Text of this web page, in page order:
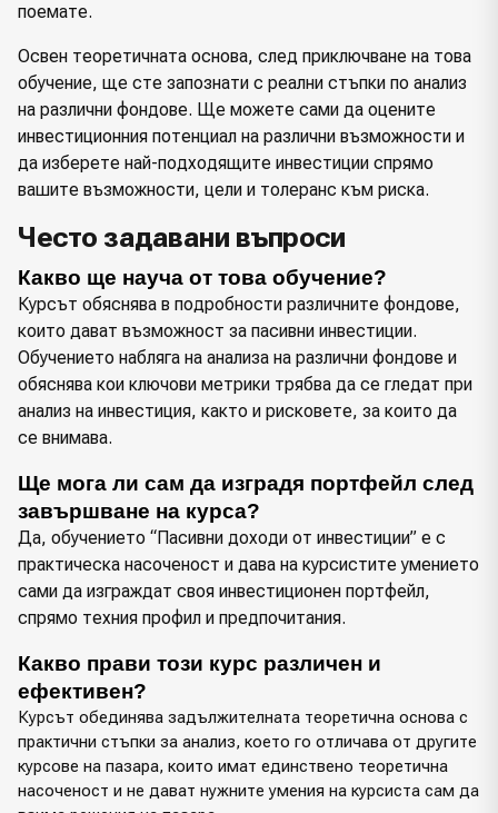
поемате.
Освен теоретичната основа, след приключване на това
обучение, ще сте запознати с реални стъпки по анализ
на различни фондове. Ще можете сами да оцените
инвестиционния потенциал на различни възможности и
да изберете най-подходящите инвестиции спрямо
вашите възможности, цели и толеранс към риска.
Често задавани въпроси
Какво ще науча от това обучение?
Курсът обяснява в подробности различните фондове,
които дават възможност за пасивни инвестиции.
Обучението набляга на анализа на различни фондове и
обяснява кои ключови метрики трябва да се гледат при
анализ на инвестиция, както и рисковете, за които да
се внимава.
Ще мога ли сам да изградя портфейл след
завършване на курса?
Да, обучението “Пасивни доходи от инвестиции” е с
практическа насоченост и дава на курсистите умението
сами да изграждат своя инвестиционен портфейл,
спрямо техния профил и предпочитания.
Какво прави този курс различен и
ефективен?
Курсът обединява задължителната теоретична основа с
практични стъпки за анализ, което го отличава от другите
курсове на пазара, които имат единствено теоретична
насоченост и не дават нужните умения на курсиста сам да